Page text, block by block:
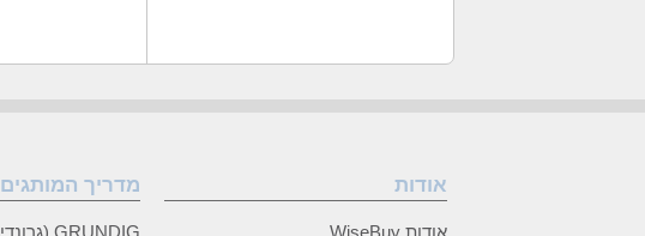
אודות
אודות WiseBuy
מדריך המותגים
GRUNDIG (גרונדיג)